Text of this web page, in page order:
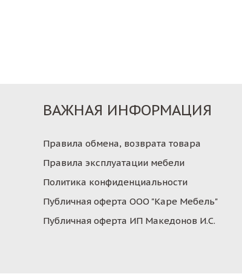
ВАЖНАЯ ИНФОРМАЦИЯ
Правила обмена, возврата товара
Правила эксплуатации мебели
Политика конфиденциальности
Публичная оферта ООО "Каре Мебель"
Публичная оферта ИП Македонов И.С.